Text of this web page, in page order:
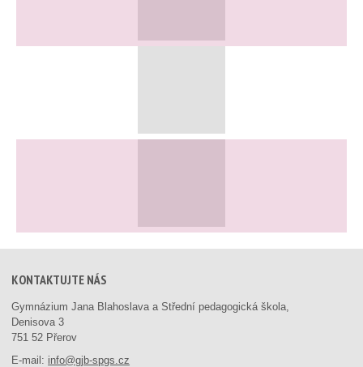
KONTAKTUJTE NÁS
Gymnázium Jana Blahoslava a Střední pedagogická škola,
Denisova 3
751 52 Přerov
E-mail: info@gjb-spgs.cz